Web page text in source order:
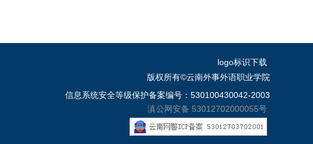
logo标识下载
版权所有©云南外事外语职业学院
信息系统安全等级保护备案编号：530100430042-2003
滇公网安备 53012702000055号